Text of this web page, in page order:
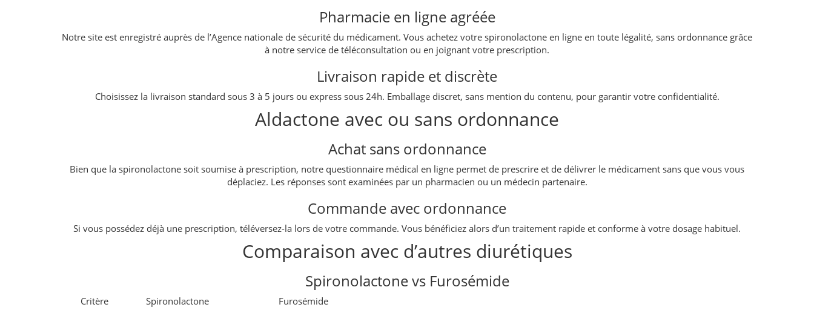
Pharmacie en ligne agréée
Notre site est enregistré auprès de l’Agence nationale de sécurité du médicament. Vous achetez votre spironolactone en ligne en toute légalité, sans ordonnance grâce
à notre service de téléconsultation ou en joignant votre prescription.
Livraison rapide et discrète
Choisissez la livraison standard sous 3 à 5 jours ou express sous 24h. Emballage discret, sans mention du contenu, pour garantir votre confidentialité.
Aldactone avec ou sans ordonnance
Achat sans ordonnance
Bien que la spironolactone soit soumise à prescription, notre questionnaire médical en ligne permet de prescrire et de délivrer le médicament sans que vous vous
déplaciez. Les réponses sont examinées par un pharmacien ou un médecin partenaire.
Commande avec ordonnance
Si vous possédez déjà une prescription, téléversez-la lors de votre commande. Vous bénéficiez alors d’un traitement rapide et conforme à votre dosage habituel.
Comparaison avec d’autres diurétiques
Spironolactone vs Furosémide
Critère Spironolactone
Furosémide